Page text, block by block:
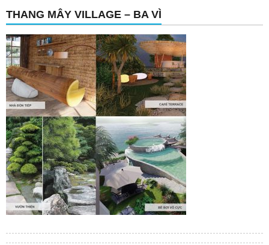
THANG MÂY VILLAGE – BA VÌ